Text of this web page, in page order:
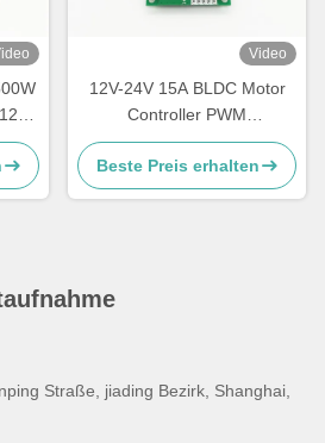
Video
12V-24V 15A BLDC Motor
Controller PWM
Geschwindigkeitsbetreiber
für sensorlosen BLDC Motor
JYQD-V6.3E2
Beste Preis erhalten
Straße, jiading Bezirk, Shanghai,